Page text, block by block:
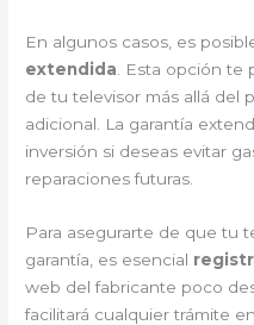
En algunos casos, es
extendida . Esta opción
de tu televisor más allá del
adicional. La garantía
inversión si deseas evitar
reparaciones futuras.
Para asegurarte de que tu
garantía, es esencial
web del fabricante poco
facilitará cualquier trámite